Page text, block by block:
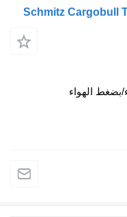
Schmitz Cargobull
بضغط الهواء